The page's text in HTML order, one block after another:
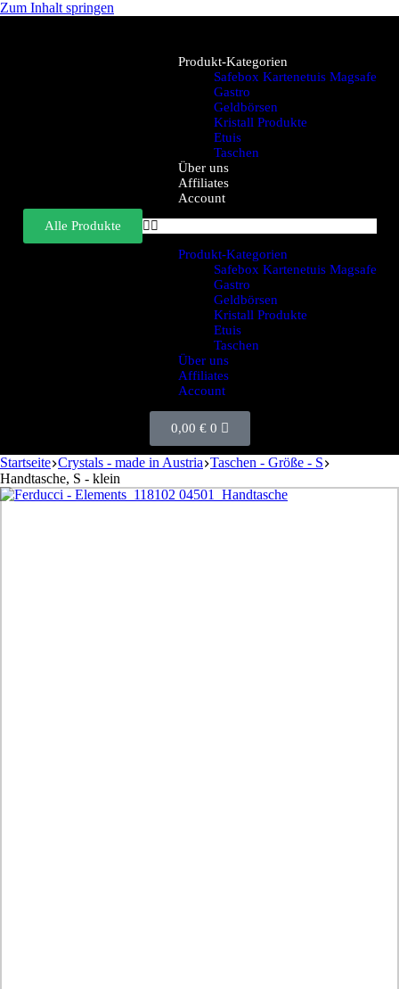
Zum Inhalt springen
Alle Produkte
Produkt-Kategorien
Safebox Kartenetuis Magsafe
Gastro
Geldbörsen
Kristall Produkte
Etuis
Taschen
Über uns
Affiliates
Account
Produkt-Kategorien
Safebox Kartenetuis Magsafe
Gastro
Geldbörsen
Kristall Produkte
Etuis
Taschen
Über uns
Affiliates
Account
0,00 € 0
Startseite Crystals - made in Austria Taschen - Größe - S
Handtasche, S - klein